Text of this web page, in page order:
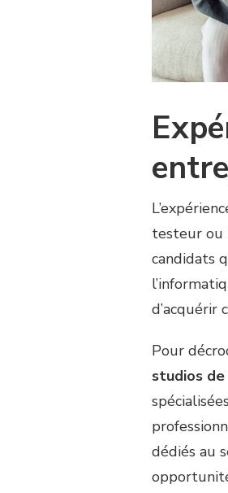
testeur ou
candidats
Pour
studios
dédiés au